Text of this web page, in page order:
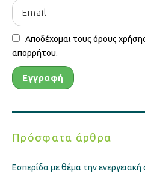
Αποδέχομαι τους όρους χρήσης
απορρήτου.
Πρόσφατα άρθρα
Εσπερίδα με θέμα την